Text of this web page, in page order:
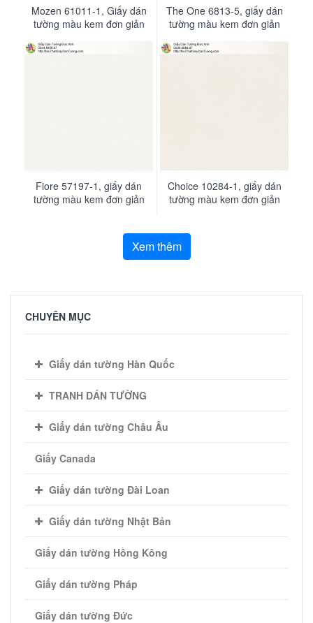
CHUYÊN MỤC
Giấy dán tường Hàn Quốc
TRANH DÁN TƯỜNG
Giấy dán tường Châu Âu
Giấy Canada
Giấy dán tường Đài Loan
Giấy dán tường Nhật Bản
Giấy dán tường Hồng Kông
Giấy dán tường Pháp
Giấy dán tường Đức
Mozen 61011-1, Giấy dán
tường màu kem đơn giản
The One 6813-5, giấy dán
tường màu kem đơn giản
Fiore 57197-1, giấy dán
tường màu kem đơn giản
Choice 10284-1, giấy dán
tường màu kem đơn giản
Xem thêm